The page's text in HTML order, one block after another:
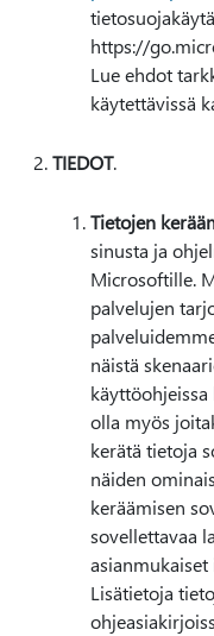
https://
Lue ehdot
käytettävissä
TIEDOT.
Tietojen
sinusta ja
Microsoftille.
palvelujen
näistä
olla myös
kerätä tietoja
näiden
keräämisen
sovellettavaa
Lisätietoja